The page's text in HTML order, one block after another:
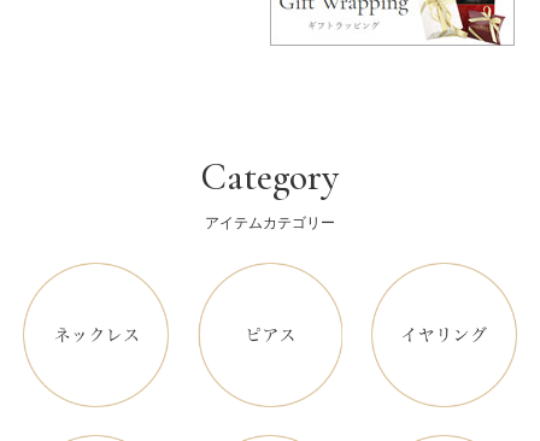
Category
アイテムカテゴリー